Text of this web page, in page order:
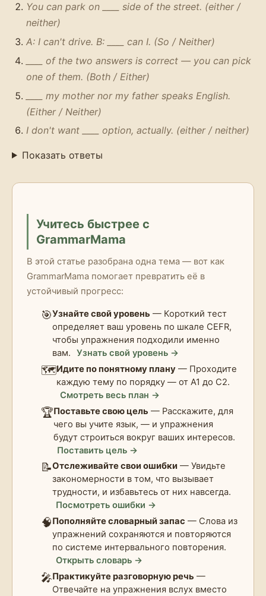
You can park on ____ side of the street. (either /
neither)
A: I can't drive. B: ____ can I. (So / Neither)
____ of the two answers is correct — you can pick
one of them. (Both / Either)
____ my mother nor my father speaks English.
(Either / Neither)
I don't want ____ option, actually. (either / neither)
Показать ответы
Учитесь быстрее с
GrammarMama
В этой статье разобрана одна тема — вот как
GrammarMama помогает превратить её в
устойчивый прогресс:
🎯Узнайте свой уровень — Короткий тест
определяет ваш уровень по шкале CEFR,
чтобы упражнения подходили именно
вам.
Узнать свой уровень →
🗺️Идите по понятному плану — Проходите
каждую тему по порядку — от A1 до C2.
Смотреть весь план →
🏆Поставьте свою цель — Расскажите, для
чего вы учите язык, — и упражнения
будут строиться вокруг ваших интересов.
Поставить цель →
📝Отслеживайте свои ошибки — Увидьте
закономерности в том, что вызывает
трудности, и избавьтесь от них навсегда.
Посмотреть ошибки →
🧠Пополняйте словарный запас — Слова из
упражнений сохраняются и повторяются
по системе интервального повторения.
Открыть словарь →
🎤Практикуйте разговорную речь —
Отвечайте на упражнения вслух вместо